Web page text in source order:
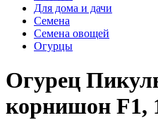
Для дома и дачи
Семена
Семена овощей
Огурцы
Огурец
корнишон F1,